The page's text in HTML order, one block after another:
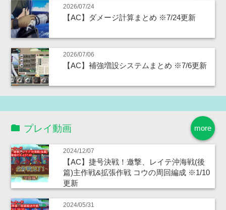
2026/07/24
【AC】ダメージ計算まとめ ※7/24更新
2026/07/06
【AC】補強増設システムまとめ ※7/6更新
more
プレイ動画
2024/12/07
【AC】捷号決戦！邀撃、レイテ沖海戦(後
篇)主作戦&拡張作戦 コウの周回編成 ※1/10
更新
2024/05/31